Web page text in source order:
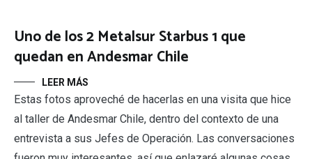
Uno de los 2 Metalsur Starbus 1 que
quedan en Andesmar Chile
LEER MÁS
Estas fotos aproveché de hacerlas en una visita que hice
al taller de Andesmar Chile, dentro del contexto de una
entrevista a sus Jefes de Operación. Las conversaciones